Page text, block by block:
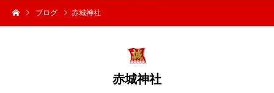
ブログ 赤城神社
赤城神社